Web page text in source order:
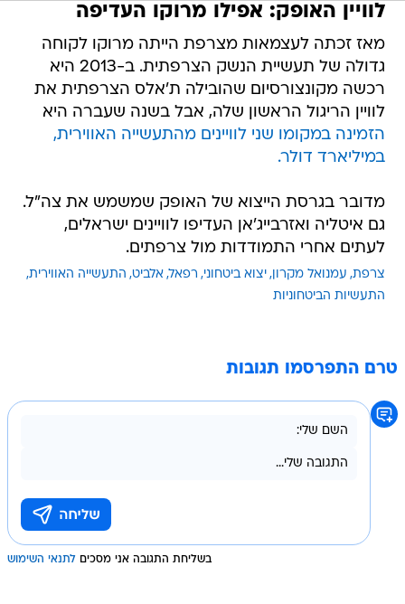
לוויין האופק: אפילו מרוקו העדיפה
מאז זכתה לעצמאות מצרפת הייתה מרוקו לקוחה
גדולה של תעשיית הנשק הצרפתית. ב-2013 היא
רכשה מקונצורסיום שהובילה ת'אלס הצרפתית את
לוויין הריגול הראשון שלה, אבל בשנה שעברה היא
הזמינה במקומו שני לוויינים מהתעשייה האווירית,
במיליארד דולר.
מדובר בגרסת הייצוא של האופק שמשמש את צה"ל.
גם איטליה ואזרבייג'אן העדיפו לוויינים ישראלים,
לעתים אחרי התמודדות מול צרפתים.
צרפת עמנואל מקרון יצוא ביטחוני רפאל אלביט התעשייה האווירית
התעשיות הביטחוניות
טרם התפרסמו תגובות
בשליחת התגובה אני מסכים לתנאי השימוש